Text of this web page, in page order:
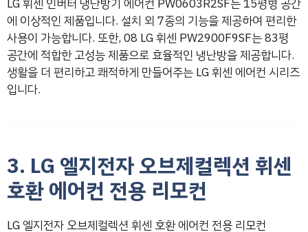
LG 휘센 인버터 냉난방기 에어컨 PW0603R2SF는 15평형 공간
에 이상적인 제품입니다. 설치 외 7종의 기능을 제공하여 편리한
사용이 가능합니다. 또한, 08 LG 휘센 PW2900F9SF는 83평
공간에 적합한 고성능 제품으로 효율적인 냉난방을 제공합니다.
생활을 더 편리하고 쾌적하게 만들어주는 LG 휘센 에어컨 시리즈
입니다.
3. LG 엘지전자 오브제컬렉션 휘센
호환 에어컨 전용 리모컨
LG 엘지전자 오브제컬렉션 휘센 호환 에어컨 전용 리모컨